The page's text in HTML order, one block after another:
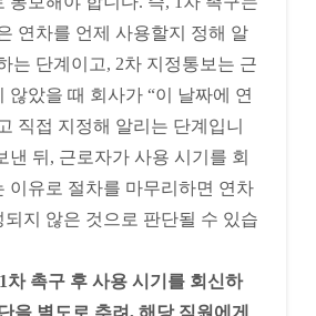
연차를 언제 사용할지 정해 알
는 단계이고, 2차 지정통보는 근
않았을 때 회사가 “이 날짜에 연
직접 지정해 알리는 단계입니
낸 뒤, 근로자가 사용 시기를 회
이유로 절차를 마무리하면 연차
지 않은 것으로 판단될 수 있습
차 촉구 후 사용 시기를 회신하